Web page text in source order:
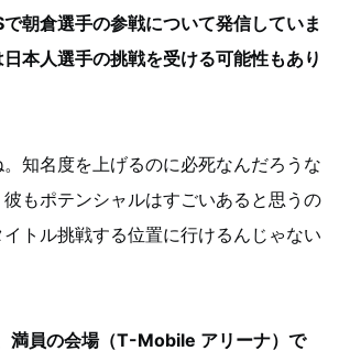
朝倉選手の参戦について発信していま
本人選手の挑戦を受ける可能性もあり
知名度を上げるのに必死なんだろうな
もポテンシャルはすごいあると思うの
トル挑戦する位置に行けるんじゃない
満員の会場（T-Mobile アリーナ）で